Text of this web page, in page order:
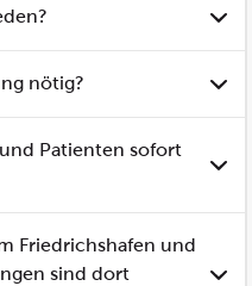
nötig?
Patienten sofort
Friedrichshafen und
sind dort